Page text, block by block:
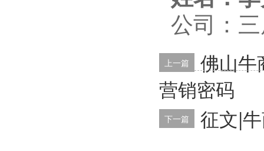
公司：
上一篇
佛山牛
营销密码
下一篇 征文|